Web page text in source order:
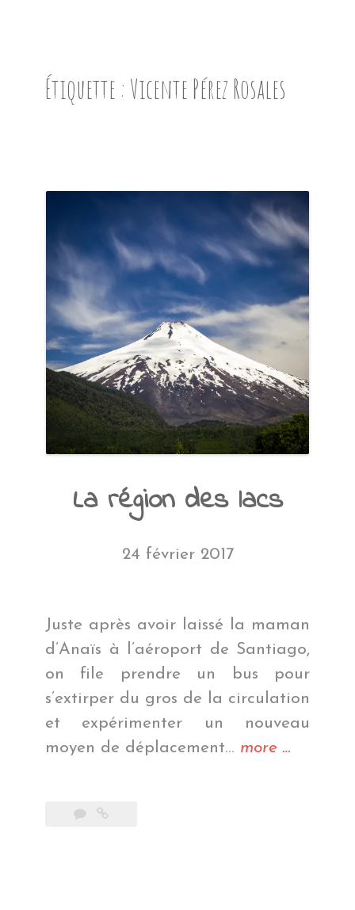
PRÉSENTATION
NOS BONNES ADRESSES
Étiquette : Vicente Pérez Rosales
La région des lacs
24 février 2017
Juste après avoir laissé la maman
d’Anaïs à l’aéroport de Santiago,
on file prendre un bus pour
s’extirper du gros de la circulation
et expérimenter un nouveau
moyen de déplacement… more « La
…